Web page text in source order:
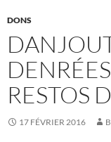
DONS
RESTOS
17 FÉVRIER 2016